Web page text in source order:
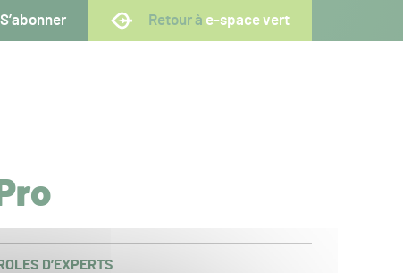
S’abonner Retour à e-space vert
D’EXPERTS